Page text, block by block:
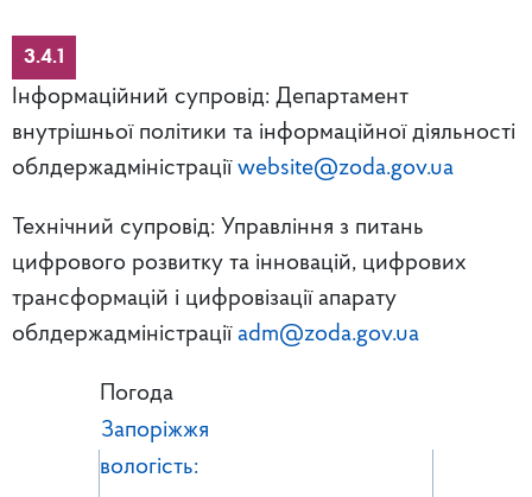
3.4.1
Інформаційний супровід: Департамент
внутрішньої політики та інформаційної діяльності
облдержадміністрації website@zoda.gov.ua
Технічний супровід: Управління з питань
цифрового розвитку та інновацій, цифрових
трансформацій і цифровізації апарату
облдержадміністрації adm@zoda.gov.ua
Погода
Запоріжжя
вологість: